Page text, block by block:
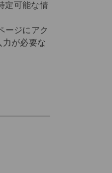
定可能な情
ージにアク
が必要な